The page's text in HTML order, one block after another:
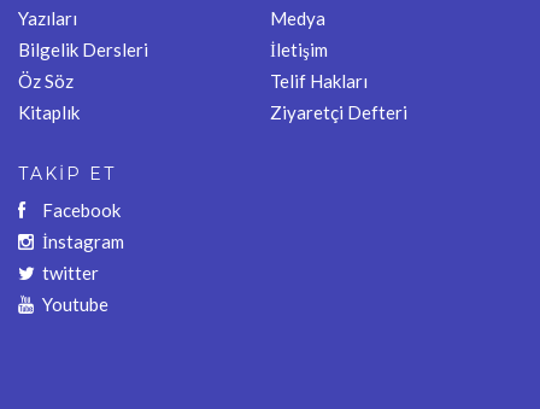
Yazıları
Bilgelik Dersleri
Öz Söz
Kitaplık
Medya
İletişim
Telif Hakları
Ziyaretçi Defteri
TAKİP ET
Facebook
İnstagram
twitter
Youtube